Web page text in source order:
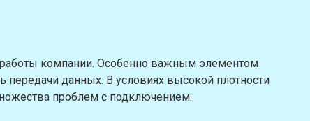
компании. Особенно важным элементом
передачи данных. В условиях высокой плотности
проблем с подключением.